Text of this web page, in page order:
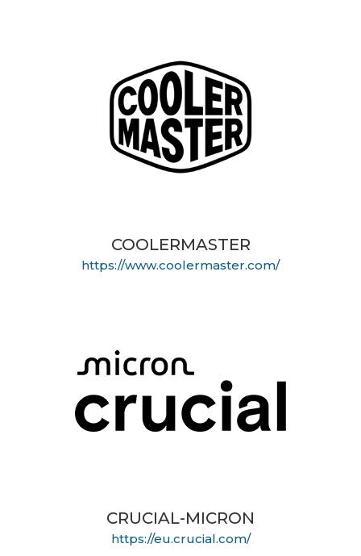
COOLERMASTER
https://www.coolermaster.com/
CRUCIAL-MICRON
https://eu.crucial.com/